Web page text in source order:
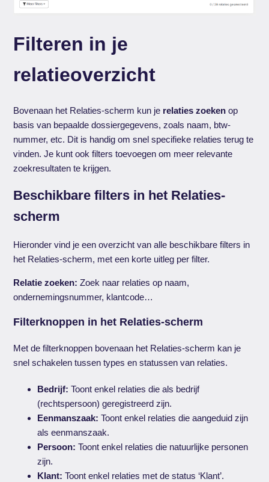
Filteren in je
relatieoverzicht
Bovenaan het Relaties-scherm kun je relaties zoeken op
basis van bepaalde dossiergegevens, zoals naam, btw-
nummer, etc. Dit is handig om snel specifieke relaties terug te
vinden. Je kunt ook filters toevoegen om meer relevante
zoekresultaten te krijgen.
Beschikbare filters in het Relaties-
scherm
Hieronder vind je een overzicht van alle beschikbare filters in
het Relaties-scherm, met een korte uitleg per filter.
Relatie zoeken: Zoek naar relaties op naam,
ondernemingsnummer, klantcode…
Filterknoppen in het Relaties-scherm
Met de filterknoppen bovenaan het Relaties-scherm kan je
snel schakelen tussen types en statussen van relaties.
Bedrijf: Toont enkel relaties die als bedrijf
(rechtspersoon) geregistreerd zijn.
Eenmanszaak: Toont enkel relaties die aangeduid zijn
als eenmanszaak.
Persoon: Toont enkel relaties die natuurlijke personen
zijn.
Klant: Toont enkel relaties met de status ‘Klant’.